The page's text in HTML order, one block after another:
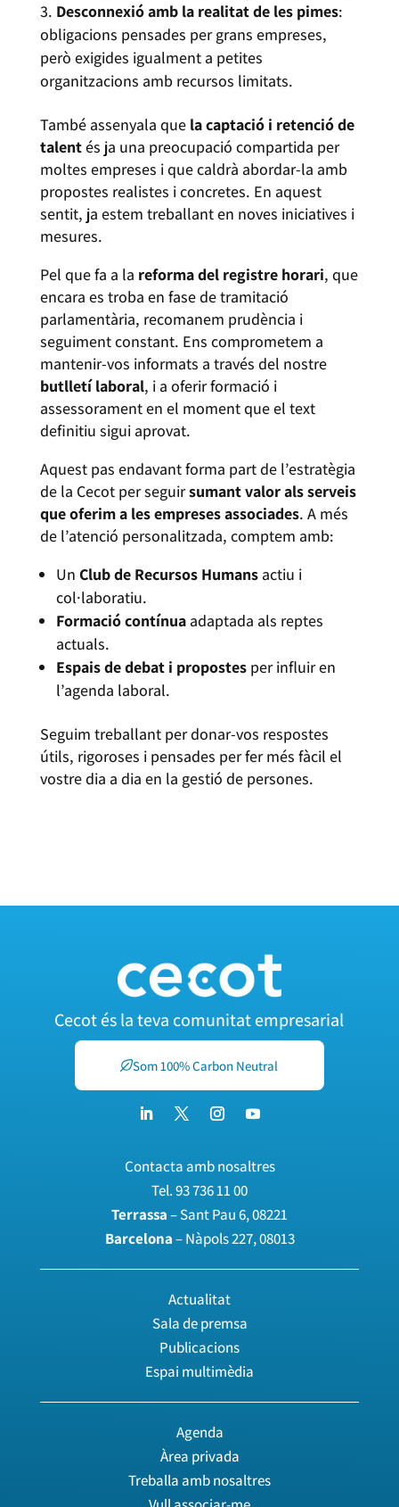
Desconnexió amb la realitat de les pimes:
obligacions pensades per grans empreses,
però exigides igualment a petites
organitzacions amb recursos limitats.
També assenyala que la captació i retenció de
talentés ja una preocupació compartida per
moltes empreses i que caldrà abordar-la amb
propostes realistes i concretes. En aquest
sentit, ja estem treballant en noves iniciatives i
mesures.
Pel que fa a la reforma del registre horari, que
encara es troba en fase de tramitació
parlamentària, recomanem prudència i
seguiment constant. Ens comprometem a
mantenir-vos informats a través del nostre
butlletí laboral, i a oferir formació i
assessorament en el moment que el text
definitiu sigui aprovat.
Aquest pas endavant forma part de l’estratègia
de la Cecot per seguirsumant valor als serveis
que oferim a les empreses associades. A més
de l’atenció personalitzada, comptem amb:
Un Club de Recursos Humansactiu i
col·laboratiu.
Formació contínuaadaptada als reptes
actuals.
Espais de debat i propostesper influir en
l’agenda laboral.
Seguim treballant per donar-vos respostes
útils, rigoroses i pensades per fer més fàcil el
vostre dia a dia en la gestió de persones.
Cecot és la teva comunitat empresarial
Som 100% Carbon Neutral
Contacta amb nosaltres
Tel.93 736 11 00
Terrassa– Sant Pau 6, 08221
Barcelona– Nàpols 227, 08013
Actualitat
Sala de premsa
Publicacions
Espai multimèdia
Agenda
Àrea privada
Treballa amb nosaltres